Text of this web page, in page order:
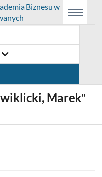
Biznesu w
Menu
Marek"